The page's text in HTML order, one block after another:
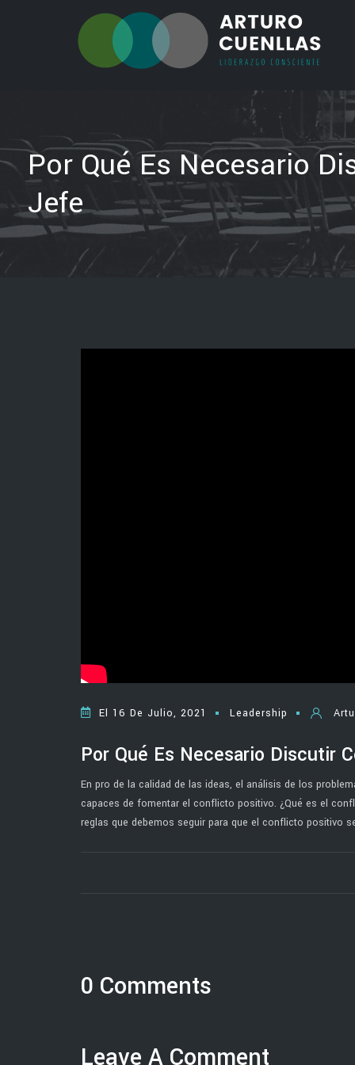
Por Qué Es Necesario
Jefe
El 16 De Julio, 2021 Leadership
Por Qué Es Necesario Discutir
En pro de la calidad de las ideas, el análisis de los
capaces de fomentar el conflicto positivo. ¿Qué es el
reglas que debemos seguir para que el conflicto positivo
0 Comments
Leave A Comment